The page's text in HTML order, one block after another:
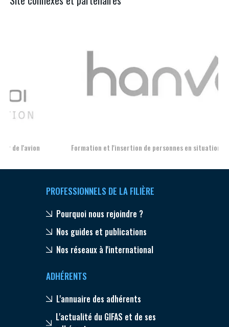
Formation et l'insertion de personnes en situation de handicap
PROFESSIONNELS DE LA FILIÈRE
Pourquoi nous rejoindre ?
Nos guides et publications
Nos réseaux à l'international
ADHÉRENTS
L'annuaire des adhérents
L'actualité du GIFAS et de ses